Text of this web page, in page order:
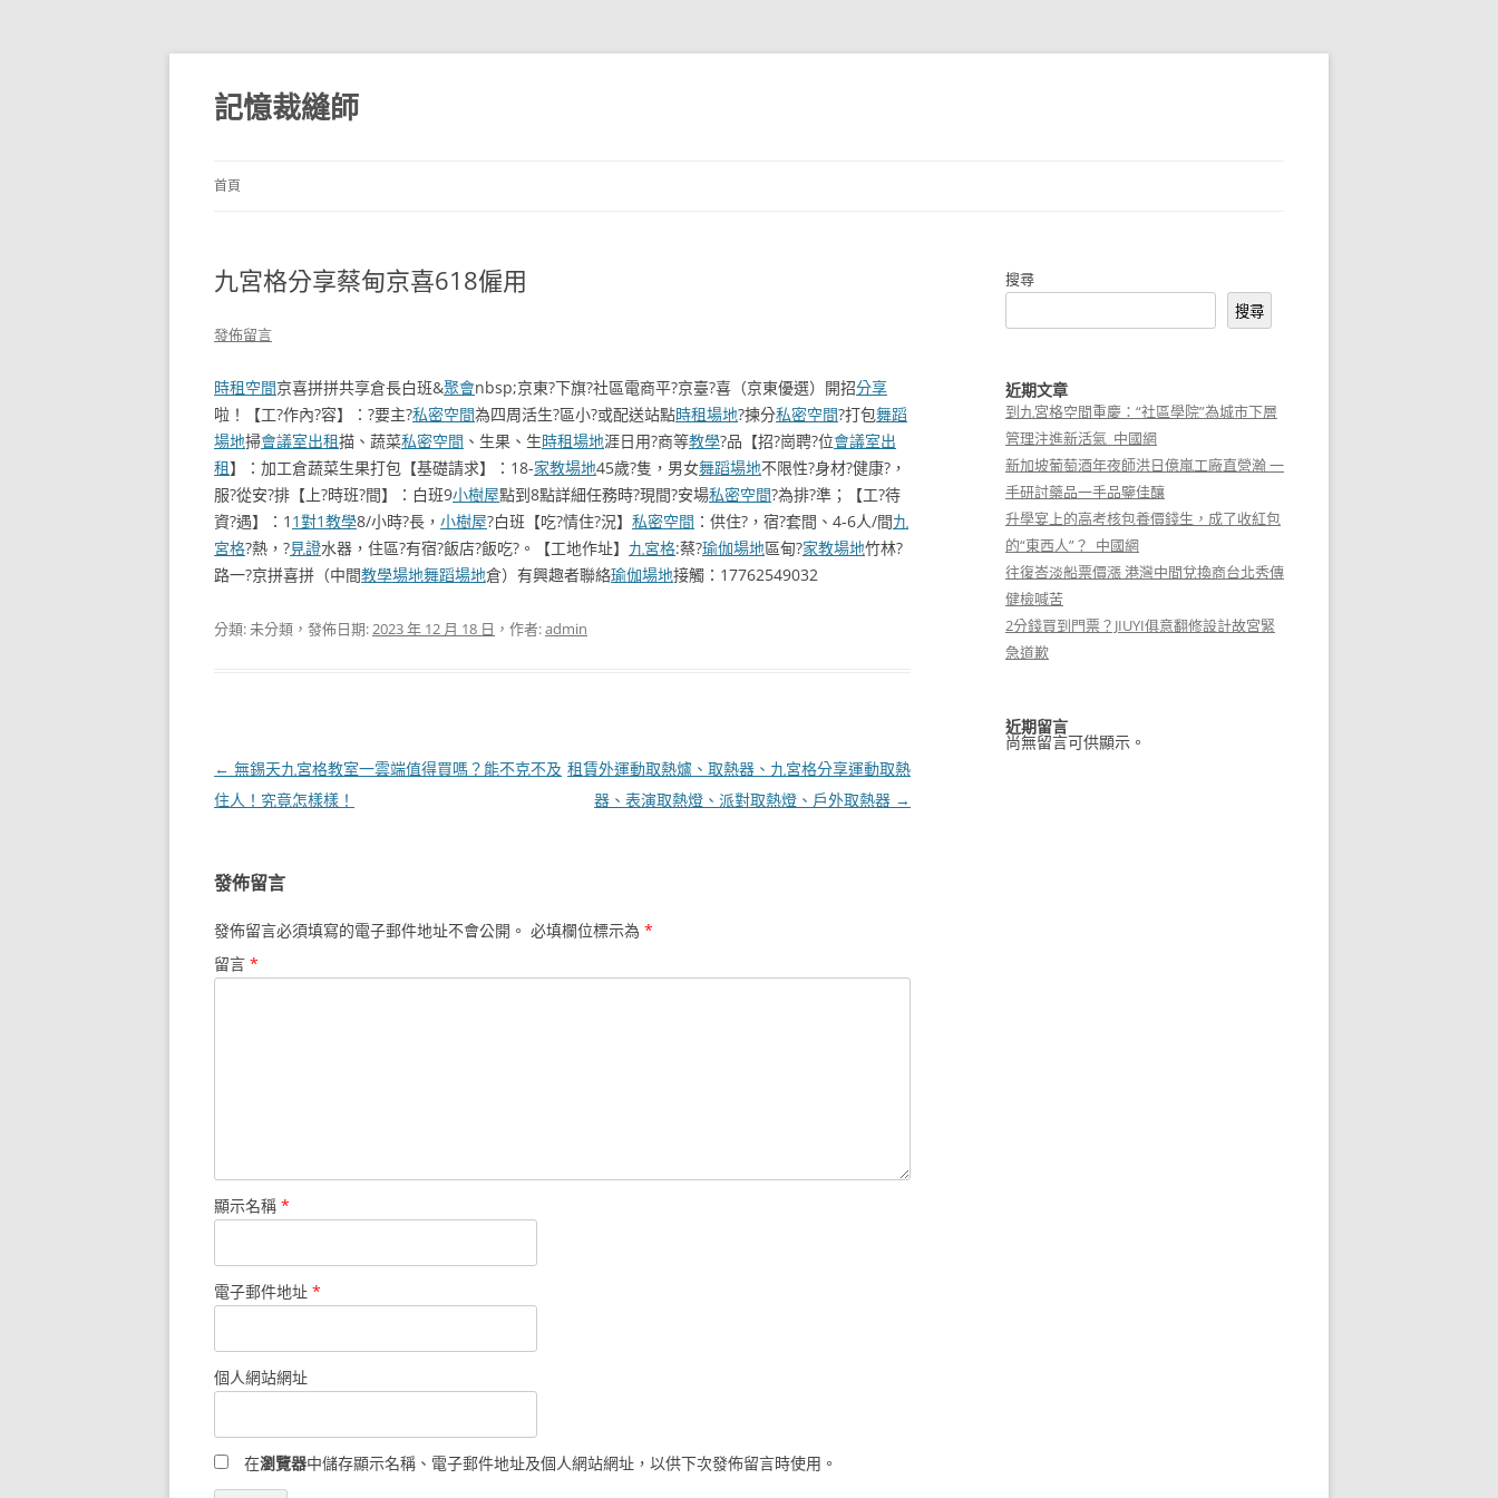
跳
主
要
內
記憶裁縫師
首頁
九宮格分享蔡甸京喜618僱用
發佈留言
時租空間京喜拼拼共享倉長白班&聚會nbsp;京東?下旗?社區電商平?京臺?喜（京東優選）開招分享
啦！【工?作內?容】：?要主?私密空間為四周活生?區小?或配送站點時租場地?揀分私密空間?打包舞蹈
場地掃會議室出租描、蔬菜私密空間 、生果、生時租場地涯日用?商等教學?品【招?崗聘?位會議室出
租】：加工倉蔬菜生果打包【基礎請求】：18-家教場地45歲?隻，男女舞蹈場地不限性?身材?健康?，
服?從安?排【上?時班?間】：白班9小樹屋點到8點詳細任務時?現間?安場私密空間?為排?準；【工?待
資?遇】：1 1對1教學8/小時?長， 小樹屋?白班【吃?情住?況】 私密空間 ：供住?，宿?套間、4-6人/間九
宮格?熱，?見證水器，住區?有宿?飯店?飯吃?。【工地作址】 九宮格:蔡?瑜伽場地區甸?家教場地竹林?
路一?京拼喜拼（中間教學場地舞蹈場地倉）有興趣者聯絡瑜伽場地接觸：17762549032
分類: 未分類，發佈日期:2023 年 12 月 18 日 ，作者:admin
文
章
← 無錫天九宮格教室一雲端值得買嗎？能不克不及
住人！究竟怎樣樣！
租賃外運動取熱爐、取熱器、九宮格分享運動取熱
器、表演取熱燈、派對取熱燈、戶外取熱器 →
發佈留言
發佈留言必須填寫的電子郵件地址不會公開。 必填欄位標示為 *
留言 *
顯示名稱 *
電子郵件地址 *
個人網站網址
在瀏覽器中儲存顯示名稱、電子郵件地址及個人網站網址，以供下次發佈留言時使用。
搜尋
搜尋
近期文章
到九宮格空間重慶：“社區學院”為城市下層
管理注進新活氣_中國網
新加坡葡萄酒年夜師洪日億嵐工廠直營瀚 一
手研討藥品一手品鑒佳釀
升學宴上的高考核包養價錢生，成了收紅包
的“東西人”？_中國網
往復峇淡船票價漲 港灣中間兌換商台北秀傳
健檢喊苦
2分錢買到門票？JIUYI俱意翻修設計故宮緊
急道歉
近期留言
尚無留言可供顯示。